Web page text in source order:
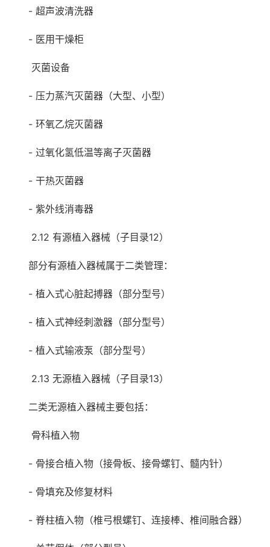
- 超声波清洗器
- 医用干燥柜
灭菌设备
- 压力蒸汽灭菌器（大型、小型）
- 环氧乙烷灭菌器
- 过氧化氢低温等离子灭菌器
- 干热灭菌器
- 紫外线消毒器
2.12 有源植入器械（子目录12）
部分有源植入器械属于二类管理：
- 植入式心脏起搏器（部分型号）
- 植入式神经刺激器（部分型号）
- 植入式输液泵（部分型号）
2.13 无源植入器械（子目录13）
二类无源植入器械主要包括：
骨科植入物
- 骨接合植入物（接骨板、接骨螺钉、髓内针）
- 骨填充及修复材料
- 脊柱植入物（椎弓根螺钉、连接棒、椎间融合器）